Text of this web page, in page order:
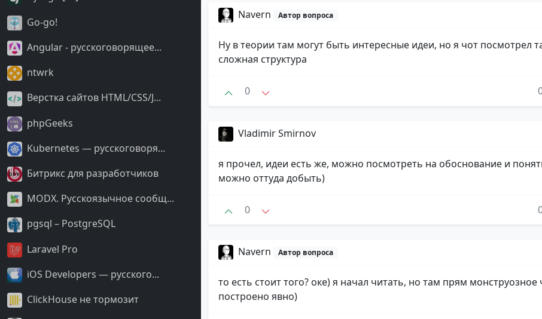
Go-go!
Angular - русскоговорящее...
ntwrk
Верстка сайтов HTML/CSS/J...
phpGeeks
Kubernetes — русскоговоря...
Битрикс для разработчиков
MODX. Русскоязычное сообщ...
pgsql – PostgreSQL
Laravel Pro
iOS Developers — русского...
ClickHouse не тормозит
Navern Автор вопроса
Ну в теории там могут быть интересные идеи, но я чот посмотрел
сложная структура
0
Vladimir Smirnov
я прочел, идеи есть же, можно посмотреть на обоснование и
можно оттуда добыть)
0
Navern Автор вопроса
то есть стоит того? оке) я начал читать, но там прям монструозное
построено явно)